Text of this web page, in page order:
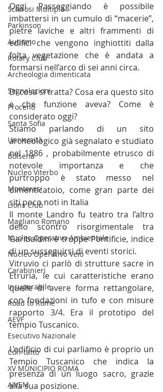
Sclerosi Multipla
Parkinson
Autismo
Rotary Club
Archeologia dimenticata
Segnalazioni
Proceno
Santa Sofia
Università
Bolsena
Nucleo Viterbo
Monterosi
Lions Club
Magliano Romano
Nucleo Operativo Ambientale
Nucleo Operativo Veio
Carabinieri
Insuperabile
Road to Rome
AEVF
Esecutivo Nazionale
Con-tatto
XV MUNICIPIO ROMA
AIVEM
Oggi Passeggiando è possibile
imbattersi in un cumulo di “macerie”,
pietre laviche e altri frammenti di
edifici che vengono inghiottiti dalla
folta vegetazione che è andata a
formarsi nell’arco di sei anni circa.
Di cosa si tratta? Cosa era questo sito
e che funzione aveva? Come è
considerato oggi?
Stiamo parlando di un sito
archeologico già segnalato e studiato
nel 1886 , probabilmente etrusco di
notevole importanza e che
purtroppo è stato messo nel
dimenticatoio, come gran parte dei
siti poco noti in Italia
Il monte Landro fu teatro tra l’altro
dello scontro risorgimentale tra
Garibaldini e truppe Pontificie, indice
di un susseguirsi di eventi storici.
Vitruvio ci parlò di strutture sacre in
Etruria, le cui caratteristiche erano
quelle di avere forma rettangolare,
con fondazioni in tufo e con misure
rapporto 3/4. Era il prototipo del
tempio Tuscanico.
L’edificio di cui parliamo è proprio un
Tempio Tuscanico che indica la
presenza di un luogo sacro, grazie
alla sua posizione.